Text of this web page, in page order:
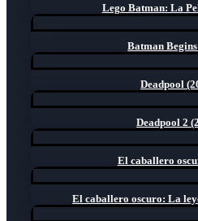
Lego Batman: La
Batman
Deadpool
Deadpool 2
El caballero
El caballero oscuro: La